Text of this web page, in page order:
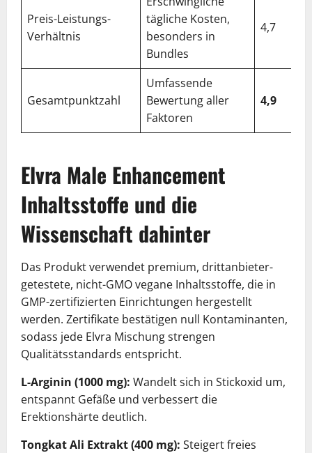
Preis-Leistungs-
Verhältnis
tägliche Kosten,
besonders in
Bundles
4,7
Gesamtpunktzahl
Umfassende
Bewertung aller
Faktoren
4,9
Elvra Male Enhancement
Inhaltsstoffe und die
Wissenschaft dahinter
Das Produkt verwendet premium, drittanbieter-
getestete, nicht-GMO vegane Inhaltsstoffe, die in
GMP-zertifizierten Einrichtungen hergestellt
werden. Zertifikate bestätigen null Kontaminanten,
sodass jede Elvra Mischung strengen
Qualitätsstandards entspricht.
L-Arginin (1000 mg): Wandelt sich in Stickoxid um,
entspannt Gefäße und verbessert die
Erektionshärte deutlich.
Tongkat Ali Extrakt (400 mg): Steigert freies